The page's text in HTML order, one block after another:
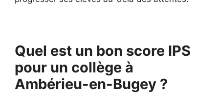
Quel est un bon score IPS
pour un collège à
Ambérieu-en-Bugey ?